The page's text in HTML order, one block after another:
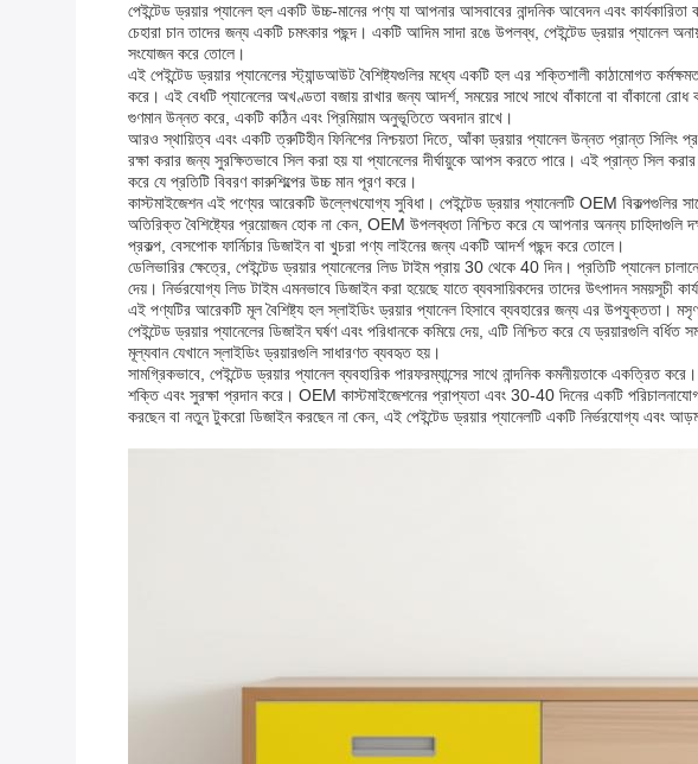
পেইন্টেড ড্রয়ার প্যানেল হল একটি উচ্চ-মানের পণ্য যা আপনার আসবাবের নান্দনিক আবেদন এবং
চেহারা চান তাদের জন্য একটি চমৎকার পছন্দ। একটি আদিম সাদা রঙে উপলব্ধ, পেইন্টেড ড্রয়ার প্যানেল
সংযোজন করে তোলে।
এই পেইন্টেড ড্রয়ার প্যানেলের স্ট্যান্ডআউট বৈশিষ্ট্যগুলির মধ্যে একটি হল এর শক্তিশালী কাঠামোগত
করে। এই বেধটি প্যানেলের অখণ্ডতা বজায় রাখার জন্য আদর্শ, সময়ের সাথে সাথে বাঁকানো বা বাঁকানো
গুণমান উন্নত করে, একটি কঠিন এবং প্রিমিয়াম অনুভূতিতে অবদান রাখে।
আরও স্থায়িত্ব এবং একটি ত্রুটিহীন ফিনিশের নিশ্চয়তা দিতে, আঁকা ড্রয়ার প্যানেল উন্নত প্রান্ত সিলিং
রক্ষা করার জন্য সুরক্ষিতভাবে সিল করা হয় যা প্যানেলের দীর্ঘায়ুকে আপস করতে পারে। এই প্রান্ত সিল
করে যে প্রতিটি বিবরণ কারুশিল্পের উচ্চ মান পূরণ করে।
কাস্টমাইজেশন এই পণ্যের আরেকটি উল্লেখযোগ্য সুবিধা। পেইন্টেড ড্রয়ার প্যানেলটি OEM বিকল্পগুলির
অতিরিক্ত বৈশিষ্ট্যের প্রয়োজন হোক না কেন, OEM উপলব্ধতা নিশ্চিত করে যে আপনার অনন্য চাহিদাগুলি
প্রকল্প, বেসপোক ফার্নিচার ডিজাইন বা খুচরা পণ্য লাইনের জন্য একটি আদর্শ পছন্দ করে তোলে।
ডেলিভারির ক্ষেত্রে, পেইন্টেড ড্রয়ার প্যানেলের লিড টাইম প্রায় 30 থেকে 40 দিন। প্রতিটি প্যানেল
দেয়। নির্ভরযোগ্য লিড টাইম এমনভাবে ডিজাইন করা হয়েছে যাতে ব্যবসায়িকদের তাদের উৎপাদন সময়সূচী
এই পণ্যটির আরেকটি মূল বৈশিষ্ট্য হল স্লাইডিং ড্রয়ার প্যানেল হিসাবে ব্যবহারের জন্য এর উপযুক্ততা।
পেইন্টেড ড্রয়ার প্যানেলের ডিজাইন ঘর্ষণ এবং পরিধানকে কমিয়ে দেয়, এটি নিশ্চিত করে যে ড্রয়ারগুলি
মূল্যবান যেখানে স্লাইডিং ড্রয়ারগুলি সাধারণত ব্যবহৃত হয়।
সামগ্রিকভাবে, পেইন্টেড ড্রয়ার প্যানেল ব্যবহারিক পারফরম্যান্সের সাথে নান্দনিক কমনীয়তাকে
শক্তি এবং সুরক্ষা প্রদান করে। OEM কাস্টমাইজেশনের প্রাপ্যতা এবং 30-40 দিনের একটি
করছেন বা নতুন টুকরো ডিজাইন করছেন না কেন, এই পেইন্টেড ড্রয়ার প্যানেলটি একটি নির্ভরযোগ্য এবং